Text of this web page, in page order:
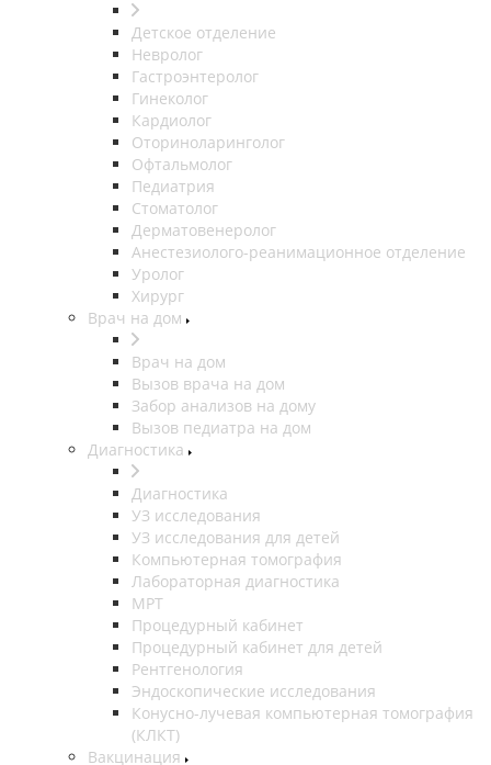
Детское отделение
Невролог
Гастроэнтеролог
Гинеколог
Кардиолог
Оториноларинголог
Офтальмолог
Педиатрия
Стоматолог
Дерматовенеролог
Анестезиолого-реанимационное отделение
Уролог
Хирург
Врач на дом
Врач на дом
Вызов врача на дом
Забор анализов на дому
Вызов педиатра на дом
Диагностика
Диагностика
УЗ исследования
УЗ исследования для детей
Компьютерная томография
Лабораторная диагностика
МРТ
Процедурный кабинет
Процедурный кабинет для детей
Рентгенология
Эндоскопические исследования
Конусно-лучевая компьютерная томография
(КЛКТ)
Вакцинация